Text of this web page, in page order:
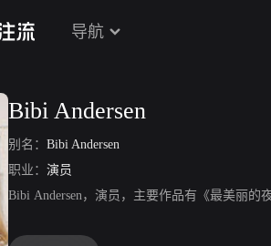
导航
Bibi Andersen
别名： Bibi Andersen
职业： 演员
Bibi Andersen，演员，主要作品有《最美丽的